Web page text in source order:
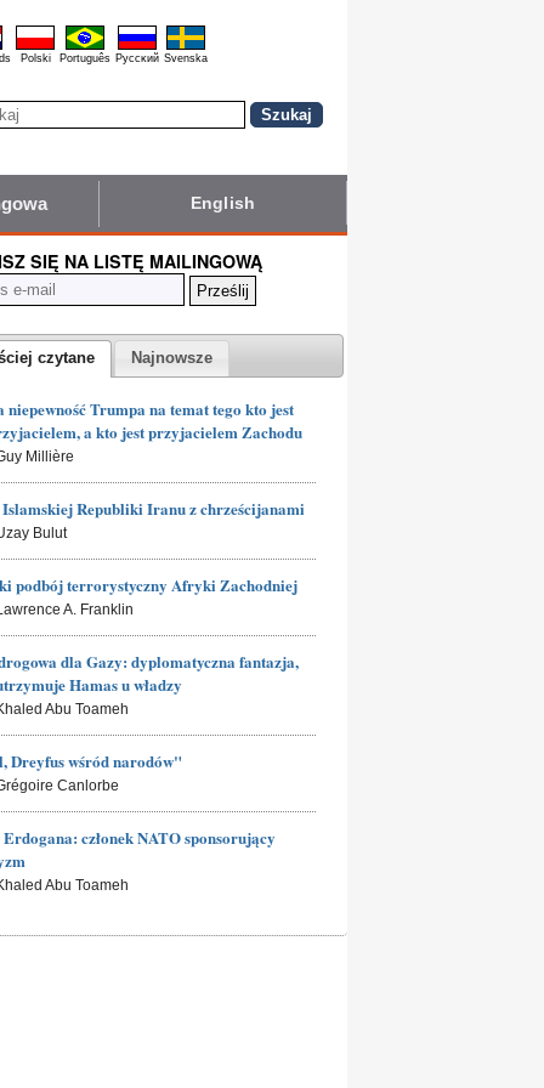
Polski Português Pyccĸий Svenska
English
SIĘ NA LISTĘ MAILINGOWĄ
czytane Najnowsze
niepewność Trumpa na temat tego kto jest
a kto jest przyjacielem Zachodu
Millière
Republiki Iranu z chrześcijanami
Bulut
podbój terrorystyczny Afryki Zachodniej
A. Franklin
dla Gazy: dyplomatyczna fantazja,
Hamas u władzy
Abu Toameh
Dreyfus wśród narodów"
Canlorbe
członek NATO sponsorujący
Abu Toameh